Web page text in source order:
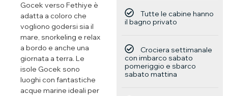
Gocek verso Fethiye è
adatta a coloro che
vogliono godersi sia il
mare, snorkeling e relax
a bordo e anche una
giornata a terra. Le
isole Gocek sono
luoghi con fantastiche
acque marine ideali per
Tutte le cabine hanno
il bagno privato
Crociera settimanale
con imbarco sabato
pomeriggio e sbarco
sabato mattina